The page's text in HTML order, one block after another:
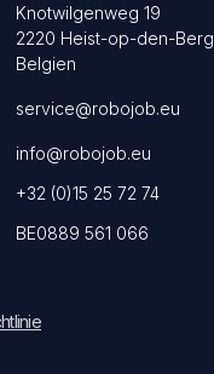
Knotwilgenweg 19
2220 Heist-op-den-Berg
Belgien
service@robojob.eu
info@robojob.eu
+32 (0)15 25 72 74
BE0889 561 066